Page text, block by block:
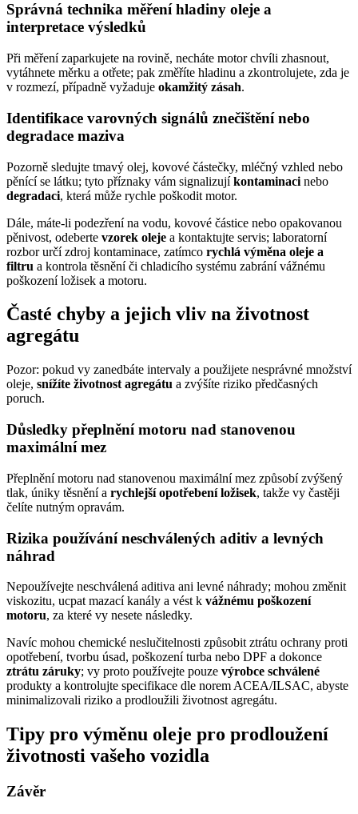
Správná technika měření hladiny oleje a
interpretace výsledků
Při měření zaparkujete na rovině, necháte motor chvíli zhasnout,
vytáhnete měrku a otřete; pak změříte hladinu a zkontrolujete, zda je
v rozmezí, případně vyžaduje okamžitý zásah.
Identifikace varovných signálů znečištění nebo
degradace maziva
Pozorně sledujte tmavý olej, kovové částečky, mléčný vzhled nebo
pěnící se látku; tyto příznaky vám signalizujíkontaminaci nebo
degradaci, která může rychle poškodit motor.
Dále, máte-li podezření na vodu, kovové částice nebo opakovanou
pěnivost, odeberte vzorek oleje a kontaktujte servis; laboratorní
rozbor určí zdroj kontaminace, zatímco rychlá výměna oleje a
filtru a kontrola těsnění či chladicího systému zabrání vážnému
poškození ložisek a motoru.
Časté chyby a jejich vliv na životnost
agregátu
Pozor: pokud vy zanedbáte intervaly a použijete nesprávné množství
oleje, snížíte životnost agregátu a zvýšíte riziko předčasných
poruch.
Důsledky přeplnění motoru nad stanovenou
maximální mez
Přeplnění motoru nad stanovenou maximální mez způsobí zvýšený
tlak, úniky těsnění a rychlejší opotřebení ložisek, takže vy častěji
čelíte nutným opravám.
Rizika používání neschválených aditiv a levných
náhrad
Nepoužívejte neschválená aditiva ani levné náhrady; mohou změnit
viskozitu, ucpat mazací kanály a vést k vážnému poškození
motoru, za které vy nesete následky.
Navíc mohou chemické neslučitelnosti způsobit ztrátu ochrany proti
opotřebení, tvorbu úsad, poškození turba nebo DPF a dokonce
ztrátu záruky; vy proto používejte pouze výrobce schválené
produkty a kontrolujte specifikace dle norem ACEA/ILSAC, abyste
minimalizovali riziko a prodloužili životnost agregátu.
Tipy pro výměnu oleje pro prodloužení
životnosti vašeho vozidla
Závěr